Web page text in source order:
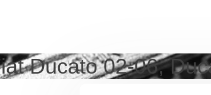
Ducato 02-06,